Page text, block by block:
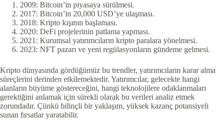
2009: Bitcoin’in piyasaya sürülmesi.
2017: Bitcoin’in 20,000 USD’ye ulaşması.
2018: Kripto kışının başlaması.
2020: DeFi projelerinin patlama yapması.
2021: Kurumsal yatırımcıların kripto paralara yönelmesi.
2023: NFT pazarı ve yeni regülasyonların gündeme gelmesi.
Kripto dünyasında gördüğümüz bu trendler, yatırımcıların karar alma
süreçlerini derinden etkilemektedir. Yatırımcılar, gelecekte hangi
alanların büyüme göstereceğini, hangi teknolojilere odaklanmaları
gerektiğini anlamak için sürekli olarak bu verileri analiz etmek
zorundadır. Çünkü bilinçli bir yaklaşım, yüksek kazanç potansiyeli
sunan fırsatlar yaratabilir.